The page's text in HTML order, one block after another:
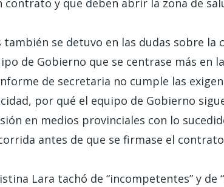
también se detuvo en las dudas sobre
de Gobierno que se centrase más en
de secretaria no cumple las
por qué el equipo de Gobierno
en medios provinciales con lo
antes de que se firmase el
Lara tachó de “incompetentes” y de